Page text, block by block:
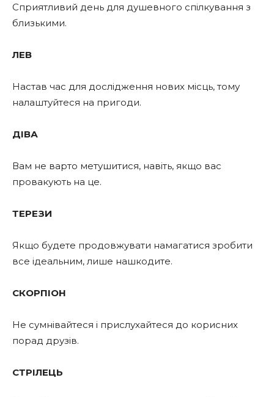
Сприятливий день для душевного спілкування з
близькими.
ЛЕВ
Настав час для дослідження нових місць, тому
налаштуйтеся на пригоди.
ДІВА
Вам не варто метушитися, навіть, якщо вас
провакують на це.
ТЕРЕЗИ
Якщо будете продовжувати намагатися зробити
все ідеальним, лише нашкодите.
СКОРПІОН
Не сумнівайтеся і прислухайтеся до корисних
порад друзів.
СТРІЛЕЦЬ